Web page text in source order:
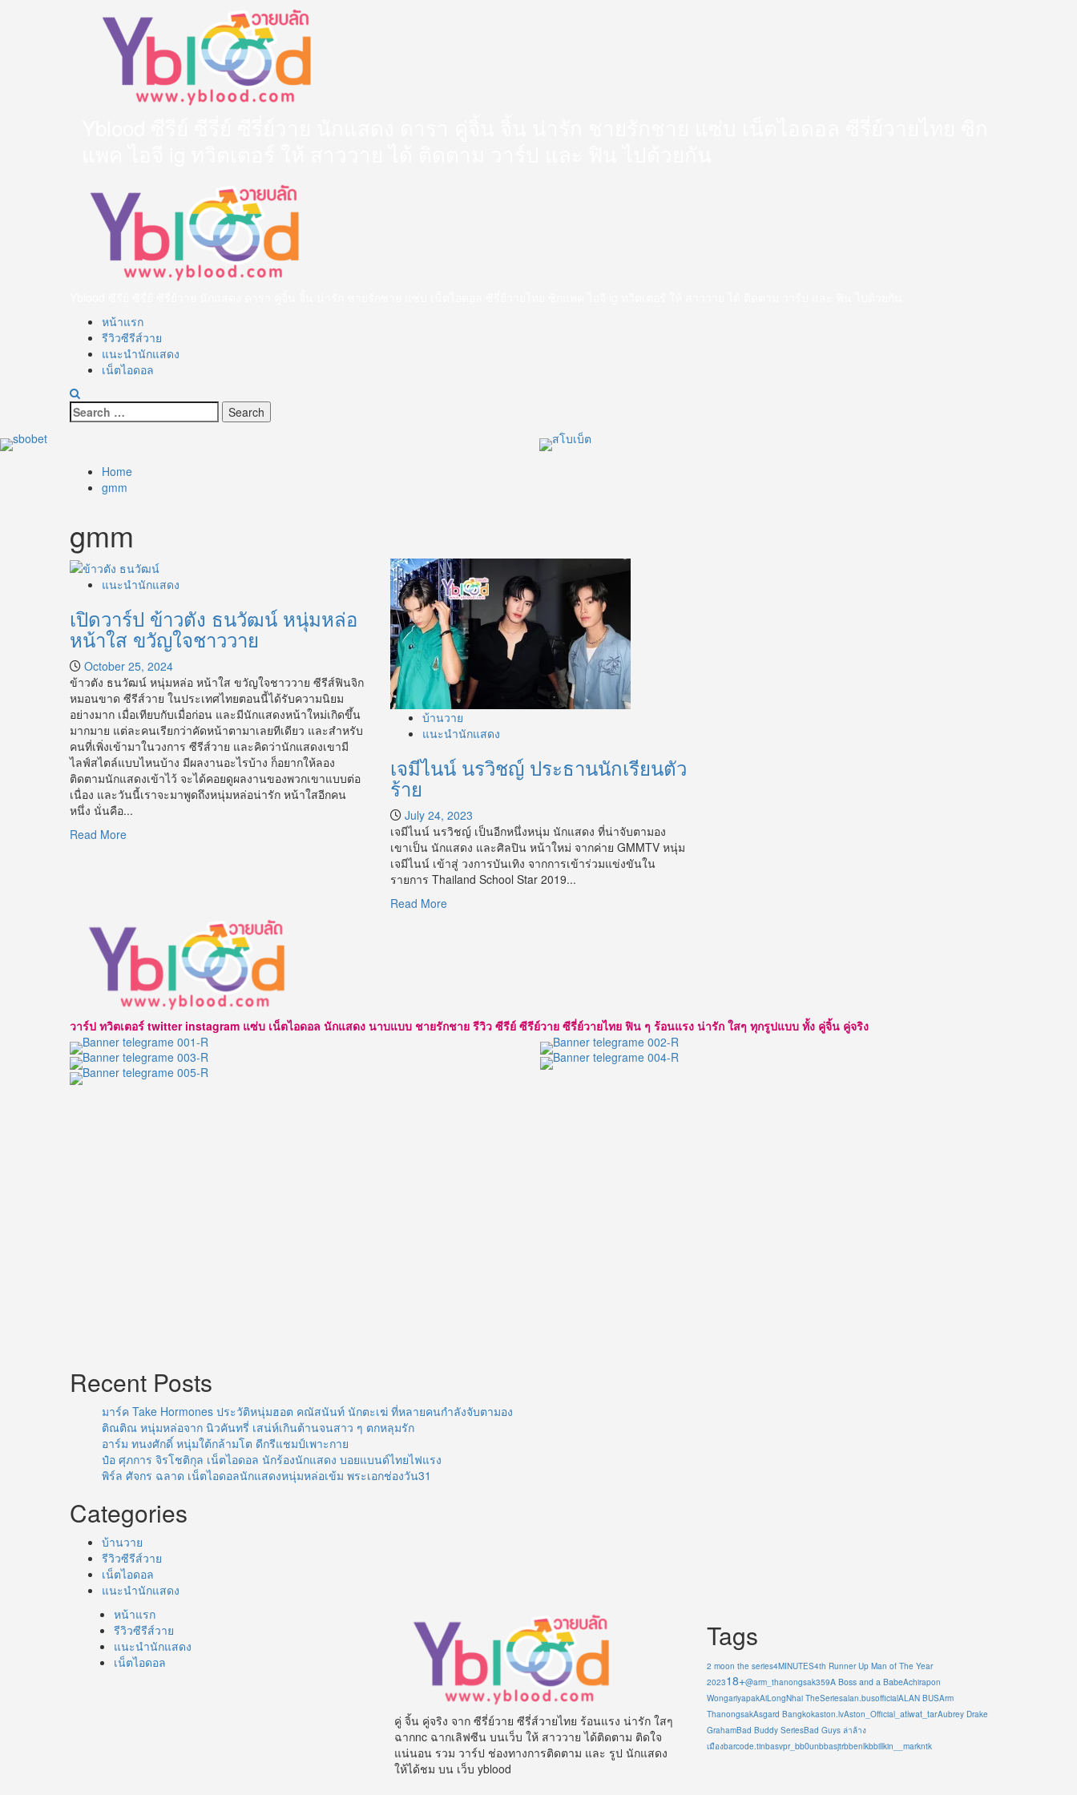
Menu
หน้าแรก
รีวิวซีรีส์วาย
แนะนำนักแสดง
เน็ตไอดอล
Search
for:
Home
gmm
gmm
แนะนำนักแสดง
เปิดวาร์ป ข้าวตัง ธนวัฒน์ หนุ่มหล่อ
หน้าใส ขวัญใจชาววาย
October 25, 2024
ข้าวตัง ธนวัฒน์ หนุ่มหล่อ หน้าใส ขวัญใจชาววาย ซีรีส์ฟินจิก
หมอนขาด ซีรีส์วาย ในประเทศไทยตอนนี้ได้รับความนิยม
อย่างมาก เมื่อเทียบกับเมื่อก่อน และมีนักแสดงหน้าใหม่เกิดขึ้น
มากมาย แต่ละคนเรียกว่าคัดหน้าตามาเลยทีเดียว และสำหรับ
คนที่เพิ่งเข้ามาในวงการ ซีรีส์วาย และคิดว่านักแสดงเขามี
ไลฟ์สไตล์แบบไหนบ้าง มีผลงานอะไรบ้าง ก็อยากให้ลอง
ติดตามนักแสดงเข้าไว้ จะได้คอยดูผลงานของพวกเขาแบบต่อ
เนื่อง และวันนี้เราจะมาพูดถึงหนุ่มหล่อน่ารัก หน้าใสอีกคน
หนึ่ง นั่นคือ...
Read MoreRead
ข้าว
ตัง
ธน
วัฒน์
หนุ่ม
หล่อ
หน้า
ใส
ขวัญใจ
ชาว
บ้านวาย
แนะนำนักแสดง
เจมีไนน์ นรวิชญ์ ประธานนักเรียนตัว
ร้าย
July 24, 2023
เจมีไนน์ นรวิชญ์ เป็นอีกหนึ่งหนุ่ม นักแสดง ที่น่าจับตามอง
เขาเป็น นักแสดง และศิลปิน หน้าใหม่ จากค่าย GMMTV หนุ่ม
เจมีไนน์ เข้าสู่ วงการบันเทิง จากการเข้าร่วมแข่งขันใน
รายการ Thailand School Star 2019...
Read MoreRead
ประธาน
วาร์ป ทวิตเตอร์ twitter instagram แซ่บ เน็ตไอดอล นักแสดง นาบแบบ ชายรักชาย รีวิว ซีรีย์ ซีรีย์วาย ซีรี่ย์วายไทย ฟิน ๆ ร้อนแรง น่ารัก ใสๆ ทุกรูปแบบ ทั้ง คู่จิ้น คู่จริง
Recent Posts
มาร์ค Take Hormones ประวัติหนุ่มฮอต คณัสนันท์ นักตะเฆ่ ที่หลายคนกำลังจับตามอง
ติณติณ หนุ่มหล่อจาก นิวคันทรี่ เสน่ห์เกินต้านจนสาว ๆ ตกหลุมรัก
อาร์ม ทนงศักดิ์ หนุ่มใต้กล้ามโต ดีกรีแชมป์เพาะกาย
ป๋อ ศุภการ จิรโชติกุล เน็ตไอดอล นักร้องนักแสดง บอยแบนด์ไทยไฟแรง
พิร์ล ศัจกร ฉลาด เน็ตไอดอลนักแสดงหนุ่มหล่อเข้ม พระเอกช่องวัน31
Categories
บ้านวาย
รีวิวซีรีส์วาย
เน็ตไอดอล
แนะนำนักแสดง
หน้าแรก
รีวิวซีรีส์วาย
แนะนำนักแสดง
เน็ตไอดอล
คู่ จิ้น คู่จริง จาก ซีรี่ย์วาย ซีรี่ส์วายไทย ร้อนแรง น่ารัก ใสๆ
ฉากnc ฉากเลิฟซีน บนเว็บ ให้ สาววาย ได้ติดตาม ติดใจ
แน่นอน รวม วาร์ป ช่องทางการติดตาม และ รูป นักแสดง
ให้ได้ชม บน เว็บ yblood
Tags
2 moon the series4MINUTES4th Runner Up Man of The Year
202318+@arm_thanongsak359A Boss and a BabeAchirapon
WongariyapakAiLongNhai TheSeriesalan.busofficialALAN BUSArm
ThanongsakAsgard Bangkokaston.lvAston_Official_ atiwat_tarAubrey Drake
GrahamBad Buddy SeriesBad Guys ล่าล้าง
เมืองbarcode.tinbasvpr_ bb0unbbasjtrbbenlkbbillkin __markntk